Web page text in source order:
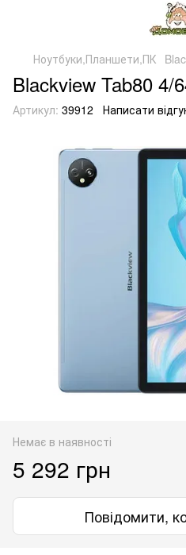
Ноутбуки,Планшети,ПК
Blackview Tab80 4/
Артикул: 39912 Написати
Немає в наявності
5 292 грн
Повідомити,